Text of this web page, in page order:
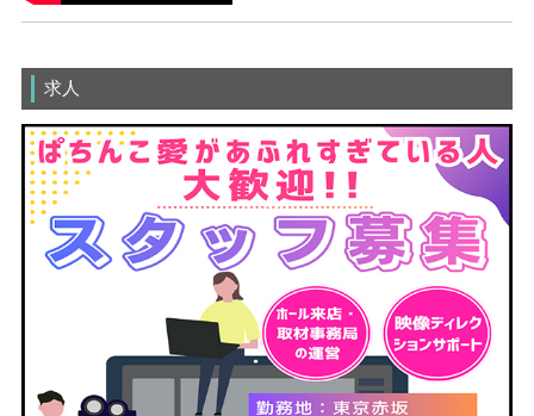
求人